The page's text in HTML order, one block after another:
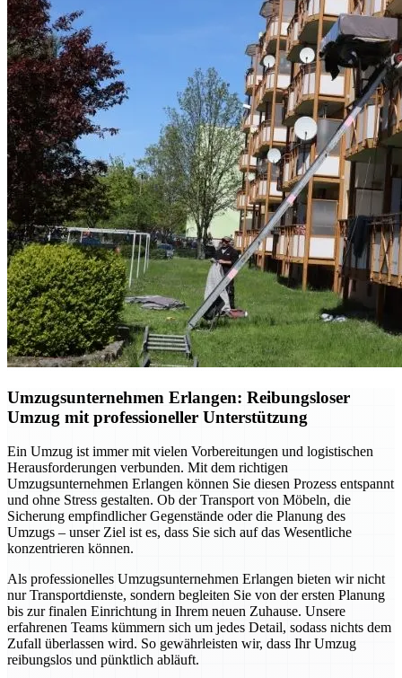
Umzugsunternehmen Erlangen: Reibungsloser
Umzug mit professioneller Unterstützung
Ein Umzug ist immer mit vielen Vorbereitungen und logistischen
Herausforderungen verbunden. Mit dem richtigen
Umzugsunternehmen Erlangen können Sie diesen Prozess entspannt
und ohne Stress gestalten. Ob der Transport von Möbeln, die
Sicherung empfindlicher Gegenstände oder die Planung des
Umzugs – unser Ziel ist es, dass Sie sich auf das Wesentliche
konzentrieren können.
Als professionelles Umzugsunternehmen Erlangen bieten wir nicht
nur Transportdienste, sondern begleiten Sie von der ersten Planung
bis zur finalen Einrichtung in Ihrem neuen Zuhause. Unsere
erfahrenen Teams kümmern sich um jedes Detail, sodass nichts dem
Zufall überlassen wird. So gewährleisten wir, dass Ihr Umzug
reibungslos und pünktlich abläuft.